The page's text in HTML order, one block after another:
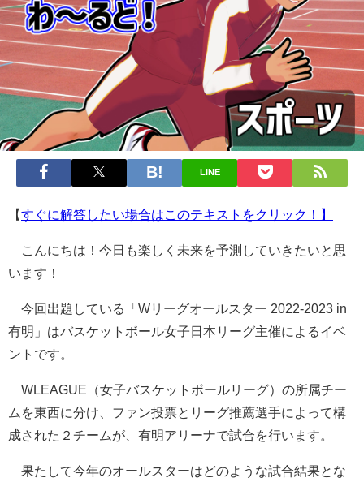
LINE
【すぐに解答したい場合はこのテキストをクリック！】
こんにちは！今日も楽しく未来を予測していきたいと思
います！
今回出題している「Wリーグオールスター 2022‐2023 in
有明」はバスケットボール女子日本リーグ主催によるイベ
ントです。
WLEAGUE（女子バスケットボールリーグ）の所属チー
ムを東西に分け、ファン投票とリーグ推薦選手によって構
成された２チームが、有明アリーナで試合を行います。
果たして今年のオールスターはどのような試合結果とな